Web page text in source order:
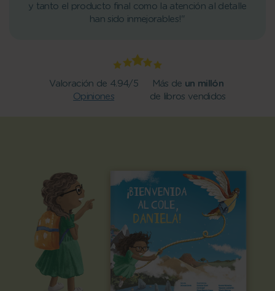
y tanto el producto final como la atención al detalle
han sido inmejorables!"
Valoración de 4.94/5
Opiniones
Más de un millón
de libros vendidos